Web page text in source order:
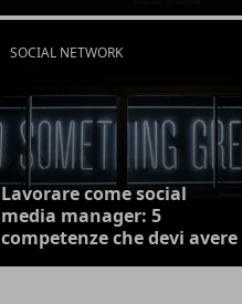
SOCIAL NETWORK
Lavorare come social
media manager: 5
competenze che devi avere